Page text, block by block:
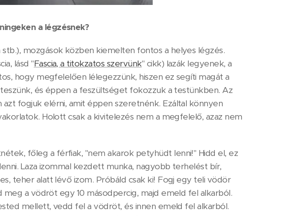
a légzésnek?
mozgások közben kiemelten fontos a helyes légzés.
lásd "Fascia, a titokzatos szervünk" cikk) lazák legyenek, a
hogy megfelelően lélegezzünk, hiszen ez segíti magát a
és éppen a feszültséget fokozzuk a testünkben. Az
fogjuk elérni, amit éppen szeretnénk. Ezáltal könnyen
Holott csak a kivitelezés nem a megfelelő, azaz nem
főleg a férfiak, "nem akarok petyhüdt lenni!" Hidd el, ez
Laza izommal kezdett munka, nagyobb terhelést bír,
teher alatt lévő izom. Próbáld csak ki! Fogj egy teli vödör
meg a vödröt egy 10 másodpercig, majd emeld fel alkarból.
mellett, vedd fel a vödröt, és innen emeld fel alkarból.